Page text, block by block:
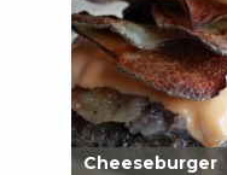
Cheeseburger